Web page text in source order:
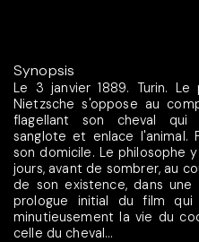
Synopsis
Le 3 janvier 1889. Turin. Le
Nietzsche s'oppose au
flagellant son cheval qui
sanglote et enlace l'animal.
son domicile. Le philosophe
jours, avant de sombrer, au
de son existence, dans
prologue initial du film qui
minutieusement la vie du
celle du cheval...